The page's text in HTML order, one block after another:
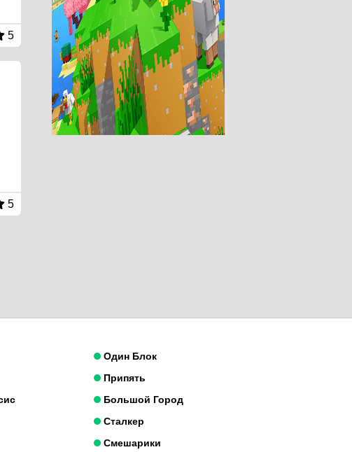
5
5
Один Блок
Припять
Большой Город
Сталкер
Смешарики